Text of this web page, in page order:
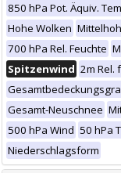
850 hPa Pot. Äquiv.
Hohe Wolken
700 hPa Rel. Feuchte
Spitzenwind 2m Rel.
Gesamt-Neuschnee
500 hPa Wind 50 hPa
Niederschlagsform